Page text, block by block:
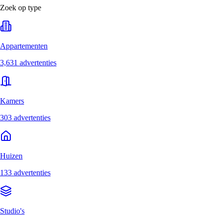
Zoek op type
Appartementen
3,631 advertenties
Kamers
303 advertenties
Huizen
133 advertenties
Studio's